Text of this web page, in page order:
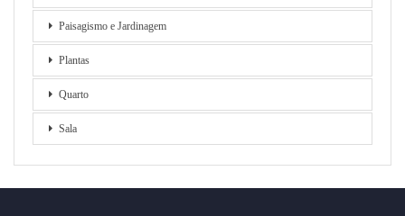
Paisagismo e Jardinagem
Plantas
Quarto
Sala